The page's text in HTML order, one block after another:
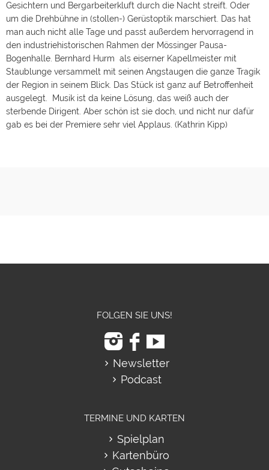
Gesichtern und Bergarbeiterkluft durch die Nacht streift. Oder
um die Drehbühne in (stollen-) Gerüstoptik marschiert. Das hat
man auch nicht alle Tage und passt außerdem hervorragend in
den industriehistorischen Rahmen der Mössinger Pausa-
Bogenhalle. Bernhard Hurm als eiserner Kapellmeister mit
Staublunge versammelt mit seinen Angstaugen die ganze Tragik
der Region in seinem Blick. Das Stück ist ganz auf Betroffenheit
ausgelegt. Musik ist da keine Lösung, das weiß auch der
sterbende Dirigent. Aber schön ist sie doch, und nicht nur dafür
gab es bei der Premiere sehr viel Applaus. (Kathrin Kipp)
FOLGEN SIE UNS!
Newsletter
Podcast
TERMINE UND KARTEN
Spielplan
Kartenbüro